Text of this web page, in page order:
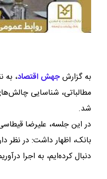
به گزارشجهش اقتصاد، به
مطالباتی، شناسایی
شد.
در این جلسه، علیرضا
بانک، اظهار داشت: در نظر
دنبال کرده‌ایم، به اجرا